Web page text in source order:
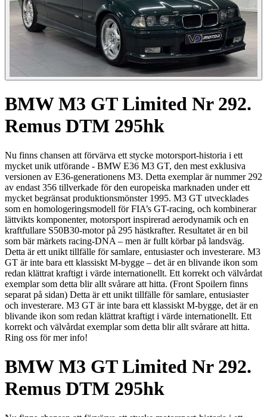
BMW M3 GT Limited Nr 292.
Remus DTM 295hk
Nu finns chansen att förvärva ett stycke motorsport-historia i ett
mycket unik utförande - BMW E36 M3 GT, den mest exklusiva
versionen av E36-generationens M3. Detta exemplar är nummer 292
av endast 356 tillverkade för den europeiska marknaden under ett
mycket begränsat produktionsmönster 1995. M3 GT utvecklades
som en homologeringsmodell för FIA’s GT-racing, och kombinerar
lättvikts komponenter, motorsport inspirerad aerodynamik och en
kraftfullare S50B30-motor på 295 hästkrafter. Resultatet är en bil
som bär märkets racing-DNA – men är fullt körbar på landsväg.
Detta är ett unikt tillfälle för samlare, entusiaster och investerare. M3
GT är inte bara ett klassiskt M-bygge – det är en blivande ikon som
redan klättrat kraftigt i värde internationellt. Ett korrekt och välvårdat
exemplar som detta blir allt svårare att hitta. (Front Spoilern finns
separat på sidan) Detta är ett unikt tillfälle för samlare, entusiaster
och investerare. M3 GT är inte bara ett klassiskt M-bygge, det är en
blivande ikon som redan klättrat kraftigt i värde internationellt. Ett
korrekt och välvårdat exemplar som detta blir allt svårare att hitta.
Ring oss för mer info!
BMW M3 GT Limited Nr 292.
Remus DTM 295hk